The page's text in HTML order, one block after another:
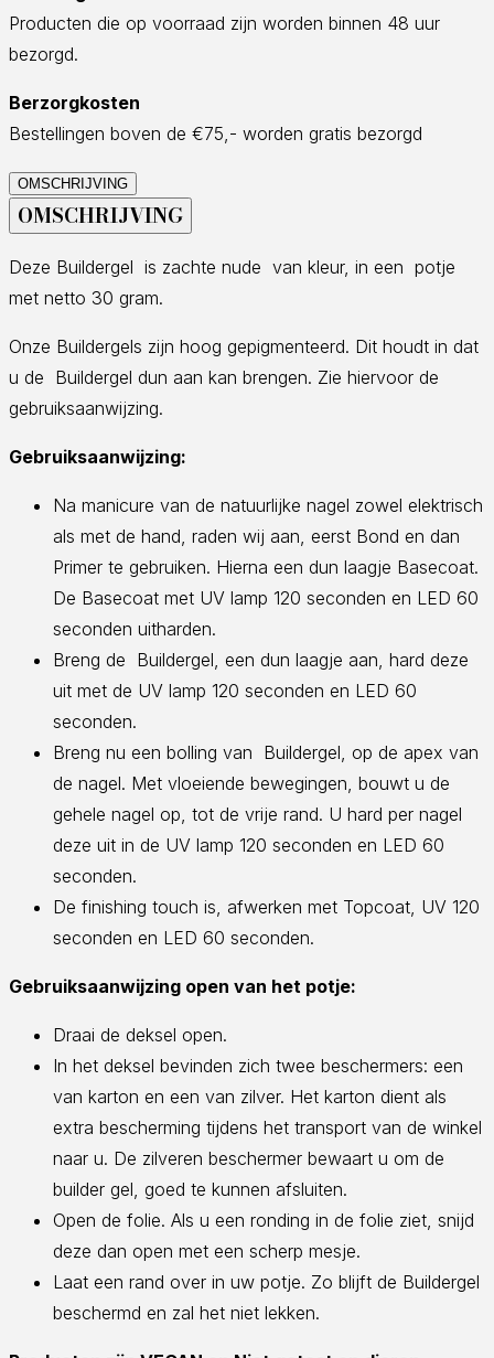
Producten die op voorraad zijn worden binnen 48 uur
bezorgd.
Berzorgkosten
Bestellingen boven de €75,- worden gratis bezorgd
OMSCHRIJVING
OMSCHRIJVING
Deze Buildergel is zachte nude van kleur, in een potje
met netto 30 gram.
Onze Buildergels zijn hoog gepigmenteerd. Dit houdt in dat
u de Buildergel dun aan kan brengen. Zie hiervoor de
gebruiksaanwijzing.
Gebruiksaanwijzing:
Na manicure van de natuurlijke nagel zowel elektrisch
als met de hand, raden wij aan, eerst Bond en dan
Primer te gebruiken. Hierna een dun laagje Basecoat.
De Basecoat met UV lamp 120 seconden en LED 60
seconden uitharden.
Breng de Buildergel, een dun laagje aan, hard deze
uit met de UV lamp 120 seconden en LED 60
seconden.
Breng nu een bolling van Buildergel, op de apex van
de nagel. Met vloeiende bewegingen, bouwt u de
gehele nagel op, tot de vrije rand. U hard per nagel
deze uit in de UV lamp 120 seconden en LED 60
seconden.
De finishing touch is, afwerken met Topcoat, UV 120
seconden en LED 60 seconden.
Gebruiksaanwijzing open van het potje:
Draai de deksel open.
In het deksel bevinden zich twee beschermers: een
van karton en een van zilver. Het karton dient als
extra bescherming tijdens het transport van de winkel
naar u. De zilveren beschermer bewaart u om de
builder gel, goed te kunnen afsluiten.
Open de folie. Als u een ronding in de folie ziet, snijd
deze dan open met een scherp mesje.
Laat een rand over in uw potje. Zo blijft de Buildergel
beschermd en zal het niet lekken.